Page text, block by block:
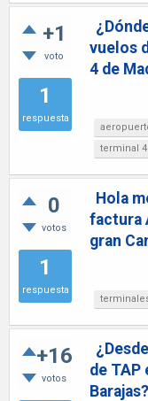
+1
voto
1
respuesta
vuelos
4 de
terminal 4
0
votos
1
respuesta
Hola
factura
gran
+16
votos
de TAP
Barajas?